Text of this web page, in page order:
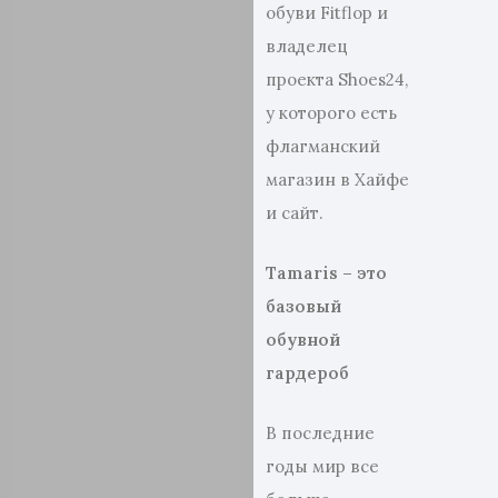
обуви Fitflop и
владелец
проекта Shoes24,
у которого есть
флагманский
магазин в Хайфе
и сайт.
Tamaris – это
базовый
обувной
гардероб
В последние
годы мир все